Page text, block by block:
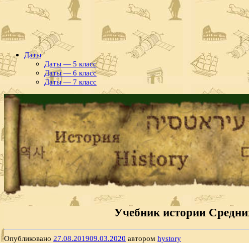
Даты
Даты — 5 класс
Даты — 6 класс
Даты — 7 класс
Учебник истории
Опубликовано 27.08.201909.03.2020 автором hystory